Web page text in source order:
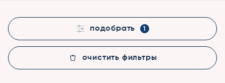
1
подобрать
очистить фильтры